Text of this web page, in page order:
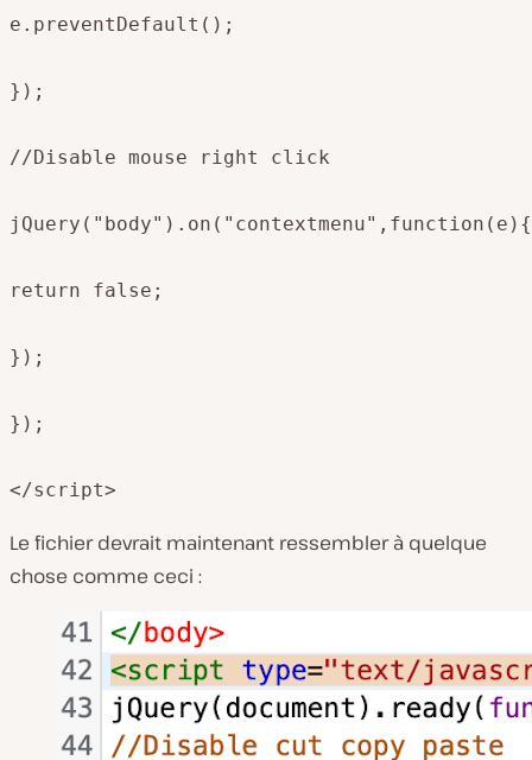
e.preventDefault();
});
//Disable mouse right click
jQuery("body").on("contextmenu",function(e){
return false;
});
});
</script>
Le fichier devrait maintenant ressembler à quelque
chose comme ceci :